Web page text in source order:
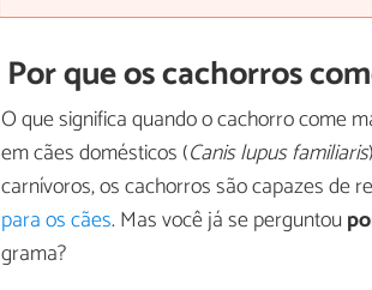
Por que os cachorros
O que significa quando o cachorro come
em cães domésticos (Canis lupus familiaris
carnívoros, os cachorros são capazes de
para os cães. Mas você já se perguntou
grama?